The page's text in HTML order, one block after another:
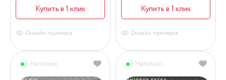
Купить в 1 клик
Онлайн примерка
Купить в 1 клик
Онлайн примерка
В Наличии В Наличии